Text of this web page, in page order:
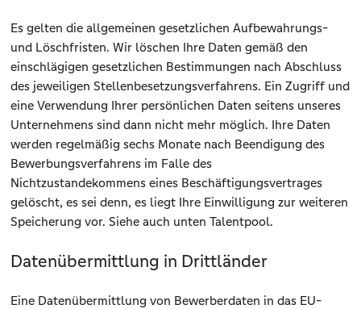
Es gelten die allgemeinen gesetzlichen Aufbewahrungs-
und Löschfristen. Wir löschen Ihre Daten gemäß den
einschlägigen gesetzlichen Bestimmungen nach Abschluss
des jeweiligen Stellenbesetzungsverfahrens. Ein Zugriff und
eine Verwendung Ihrer persönlichen Daten seitens unseres
Unternehmens sind dann nicht mehr möglich. Ihre Daten
werden regelmäßig sechs Monate nach Beendigung des
Bewerbungsverfahrens im Falle des
Nichtzustandekommens eines Beschäftigungsvertrages
gelöscht, es sei denn, es liegt Ihre Einwilligung zur weiteren
Speicherung vor. Siehe auch unten Talentpool.
Datenübermittlung in Drittländer
Eine Datenübermittlung von Bewerberdaten in das EU-